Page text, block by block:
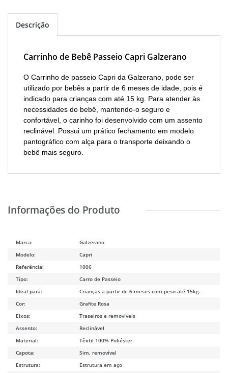
Descrição
Carrinho de Bebê Passeio Capri Galzerano
O Carrinho de passeio Capri da Galzerano, pode ser
utilizado por bebês a partir de 6 meses de idade, pois é
indicado para crianças com até 15 kg. Para atender às
necessidades do bebê, mantendo-o seguro e
confortável, o carinho foi desenvolvido com um assento
reclinável. Possui um prático fechamento em modelo
pantográfico com alça para o transporte deixando o
bebê mais seguro.
Marca:
Galzerano
Modelo:
Capri
Referência:
1006
Tipo:
Carro de Passeio
Ideal para:
Crianças a partir de 6 meses com peso até 15kg.
Cor:
Grafite Rosa
Eixos:
Traseiros e removíveis
Assento:
Reclinável
Material:
Têxtil 100% Poliéster
Capota:
Sim, removível
Estrutura:
Estrutura em aço